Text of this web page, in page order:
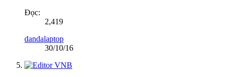
Đọc:
2,419
dandalaptop
30/10/16